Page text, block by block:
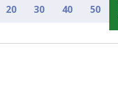
20 30 40 50